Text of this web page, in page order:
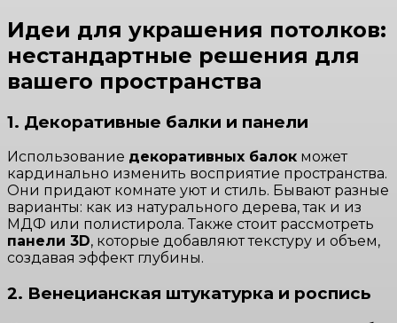
Идеи для украшения потолков:
нестандартные решения для
вашего пространства
1. Декоративные балки и панели
Использование декоративных балок может
кардинально изменить восприятие пространства.
Они придают комнате уют и стиль. Бывают разные
варианты: как из натурального дерева, так и из
МДФ или полистирола. Также стоит рассмотреть
панели 3D, которые добавляют текстуру и объем,
создавая эффект глубины.
2. Венецианская штукатурка и роспись